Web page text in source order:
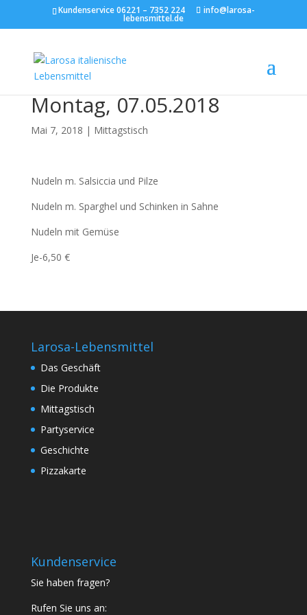
Kundenservice 06221 – 7352 224 info@larosa-
lebensmittel.de
Montag, 07.05.2018
Mai 7, 2018 | Mittagstisch
Nudeln m. Salsiccia und Pilze
Nudeln m. Sparghel und Schinken in Sahne
Nudeln mit Gemüse
Je-6,50 €
Larosa-Lebensmittel
Das Geschäft
Die Produkte
Mittagstisch
Partyservice
Geschichte
Pizzakarte
Kundenservice
Sie haben fragen?
Rufen Sie uns an: